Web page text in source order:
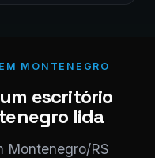
MONTENEGRO
escritório
lida
Montenegro/RS